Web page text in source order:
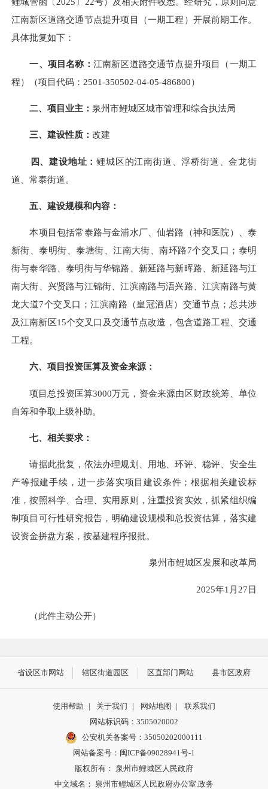
江南新区道路交通节点提升项目（一期工程）开展前期工作。
具体批复如下：
一、项目名称： 江南新区道路交通节点提升项目（一期工
程）（项目代码：2501-350502-04-05-486800）
二、项目业主： 泉州市鲤城区城市管理和综合执法局
三、建设性质： 改建
四、建设地址：鲤城区的江南街道、浮桥街道、金龙街
道、常泰街道。
五、建设规模和内容：
本项目包括常泰路与金浦水厂、仙岩路（神和医院）、泰
新街、泰明街、泰塘街、江南大街、南环路7个交叉口；泰明
街与泰华路、泰明街与华锦路、新延路与新晖路、新延路与江
南大街、兴贤路与江锦街、江滨南路与浯兴路、江滨南路与黄
龙大道7个交叉口；江滨南路（皇冠酒店）交通节点；总共涉
及江南新区15个交叉口及交通节点改造，包含道路工程、交通
工程。
六、项目投资匡算及资金来源：
项目总投资匡算3000万元，资金来源由区财政统筹、单位
自筹和争取上级补助。
七、相关要求：
请据此批复，依法办理规划、用地、环评、稳评、安全生
产等报建手续，进一步落实项目建设条件；根据相关建设标
准，按照科学、合理、实用原则，注重投资实效，抓紧组织编
制项目可行性研究报告，明确建设规模和总投资估算，落实建
设资金拼盘方案，按基建程序报批。
泉州市鲤城区发展和改革局
2025年1月27日
（此件主动公开）
省设区市网站 辖区街道园区 区直部门网站 县市区政府
使用帮助 | 关于我们 | 网站地图 |
联系我们
网站标识码：3505020002
公安机关备案号：35050202000111
网站备案号：闽ICP备09028941号-1
版权所有： 泉州市鲤城区人民政府
中文域名： 泉州市鲤城区人民政府办公室.政务